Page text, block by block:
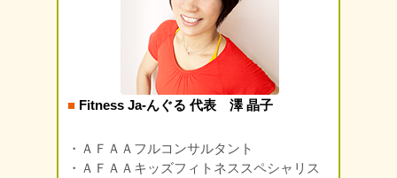
■ Fitness Ja-んぐる 代表 澤 晶子
・ＡＦＡＡフルコンサルタント
・ＡＦＡＡキッズフィトネススペシャリス